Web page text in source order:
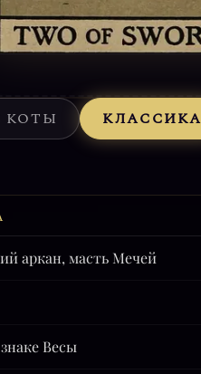
КОТЫ КЛАССИКА
аркан, масть Мечей
Весы